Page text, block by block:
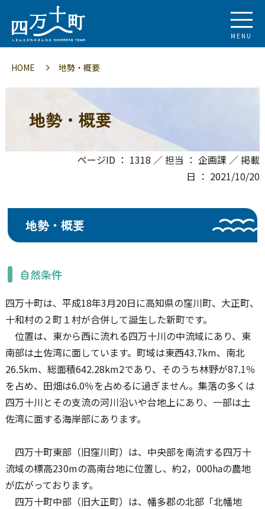
MENU
HOME 地勢・概要
地勢・概要
ページID ： 1318 ／ 担当 ： 企画課 ／ 掲載
日 ： 2021/10/20
地勢・概要
自然条件
四万十町は、平成18年3月20日に高知県の窪川町、大正町、
十和村の２町１村が合併して誕生した新町です。
位置は、東から西に流れる四万十川の中流域にあり、東
南部は土佐湾に面しています。町域は東西43.7km、南北
26.5km、総面積642.28km2であり、そのうち林野が87.1％
を占め、田畑は6.0％を占めるに過ぎません。集落の多くは
四万十川とその支流の河川沿いや台地上にあり、一部は土
佐湾に面する海岸部にあります。
四万十町東部（旧窪川町）は、中央部を南流する四万十
流域の標高230mの高南台地に位置し、約2，000haの農地
が広がっております。
四万十町中部（旧大正町）は、幡多郡の北部「北幡地